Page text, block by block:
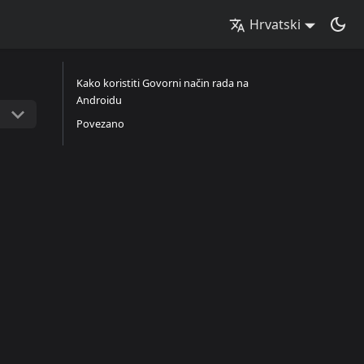
Hrvatski
Kako koristiti Govorni način rada na
Androidu
Povezano